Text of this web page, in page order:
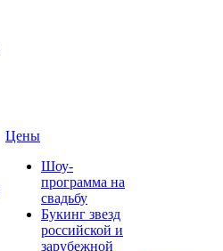
Цены
Шоу-
программа на
свадьбу
Букинг звезд
российской и
зарубежной